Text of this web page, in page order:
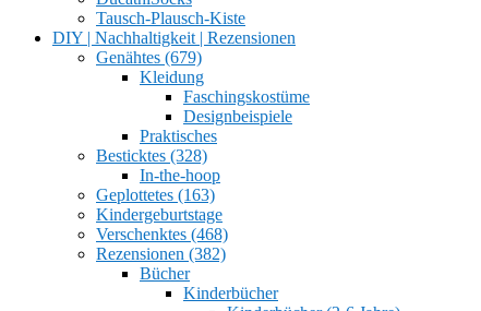
Tausch-Plausch-Kiste
DIY | Nachhaltigkeit | Rezensionen
Genähtes (679)
Kleidung
Faschingskostüme
Designbeispiele
Praktisches
Besticktes (328)
In-the-hoop
Geplottetes (163)
Kindergeburtstage
Verschenktes (468)
Rezensionen (382)
Bücher
Kinderbücher